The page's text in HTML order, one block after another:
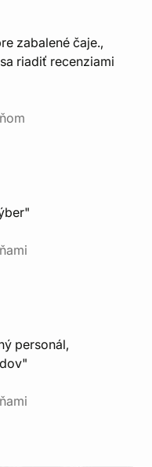
zabalené čaje.,
riadiť recenziami
personál,